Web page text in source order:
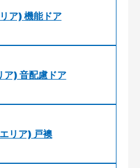
ア) 機能ドア
) 音配慮ドア
リア) 戸襖